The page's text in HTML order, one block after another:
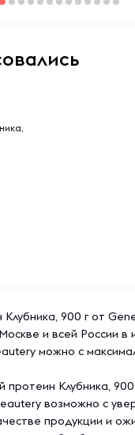
900 г от
и всей России в
можно с
протеин Клубника, 900
возможно с
продукции и